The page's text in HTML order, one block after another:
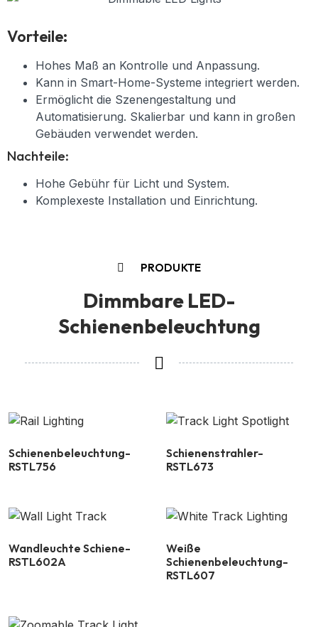
Vorteile:
Hohes Maß an Kontrolle und Anpassung.
Kann in Smart-Home-Systeme integriert werden.
Ermöglicht die Szenengestaltung und
Automatisierung. Skalierbar und kann in großen
Gebäuden verwendet werden.
Nachteile:
Hohe Gebühr für Licht und System.
Komplexeste Installation und Einrichtung.
PRODUKTE
Dimmbare LED-
Schienenbeleuchtung
Schienenbeleuchtung-
RSTL756
Schienenstrahler-
RSTL673
Wandleuchte Schiene-
RSTL602A
Weiße
Schienenbeleuchtung-
RSTL607